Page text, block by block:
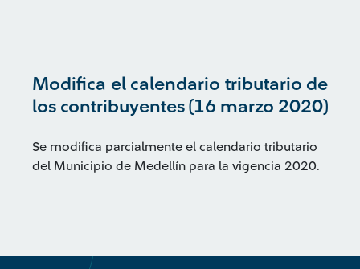
Modifica el calendario tributario de
los contribuyentes (16 marzo 2020)
Se modifica parcialmente el calendario tributario
del Municipio de Medellín para la vigencia 2020.